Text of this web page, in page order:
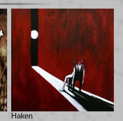
Haken